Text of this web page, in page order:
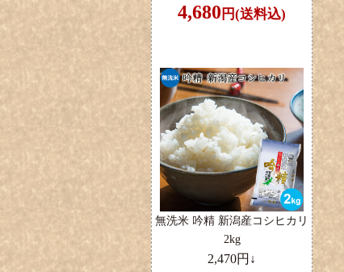
4,680 円(送料込)
無洗米 吟精 新潟産コシヒカリ
2kg
2,470円↓